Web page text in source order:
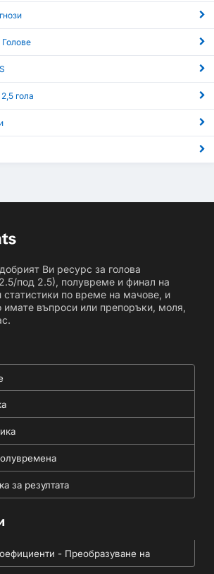
Голове
гола
Ви ресурс за голова
под 2.5), полувреме и финал на
по време на мачове, и
имате въпроси или препоръки, моля,
за резултата
- Преобразуване на